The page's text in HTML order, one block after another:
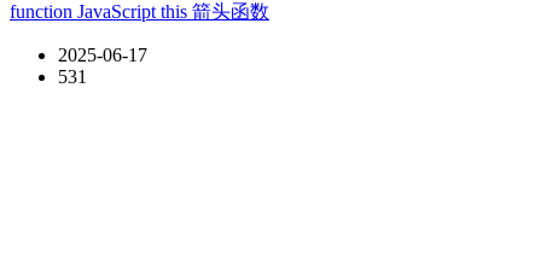
function JavaScript this 箭头函数
2025-06-17
531